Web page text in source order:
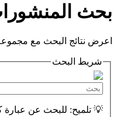
بحث
اعرض نتائج البحث مع
شريط البحث
💡 تلميح: للبحث عن عبارة